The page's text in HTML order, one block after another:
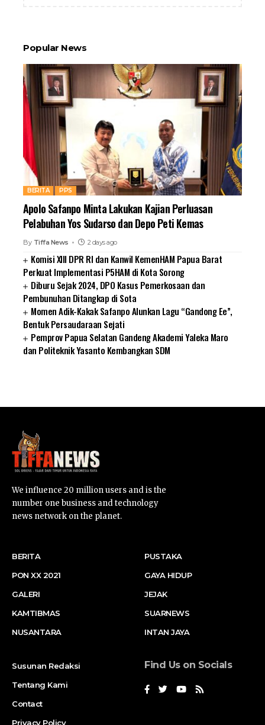
Popular News
BERITA PPS
Apolo Safanpo Minta Lakukan Kajian Perluasan
Pelabuhan Yos Sudarso dan Depo Peti Kemas
By Tiffa News 2 days ago
Komisi XIII DPR RI dan Kanwil KemenHAM Papua Barat
Perkuat Implementasi P5HAM di Kota Sorong
Diburu Sejak 2024, DPO Kasus Pemerkosaan dan
Pembunuhan Ditangkap di Sota
Momen Adik-Kakak Safanpo Alunkan Lagu “Gandong Ee”,
Bentuk Persaudaraan Sejati
Pemprov Papua Selatan Gandeng Akademi Yaleka Maro
dan Politeknik Yasanto Kembangkan SDM
We influence 20 million users and is the
number one business and technology
news network on the planet.
BERITA
PON XX 2021
GALERI
KAMTIBMAS
NUSANTARA
PUSTAKA
GAYA HIDUP
JEJAK
SUARNEWS
INTAN JAYA
Susunan Redaksi
Tentang Kami
Contact
Privacy Policy
Find Us on Socials